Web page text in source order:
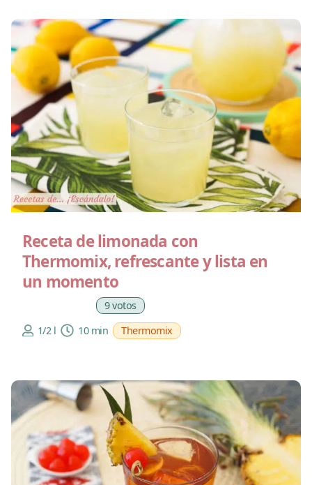
Receta de limonada con
Thermomix, refrescante y lista en
un momento
9 votos
1/2 l
10 min Thermomix